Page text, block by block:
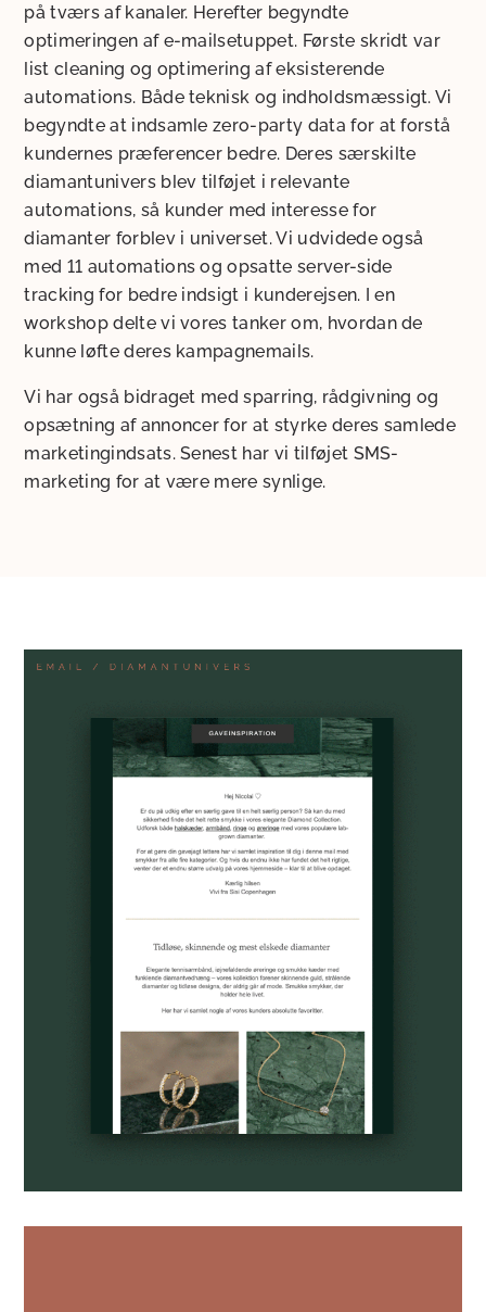
på tværs af kanaler. Herefter begyndte
optimeringen af e-mailsetuppet. Første skridt var
list cleaning og optimering af eksisterende
automations. Både teknisk og indholdsmæssigt. Vi
begyndte at indsamle zero-party data for at forstå
kundernes præferencer bedre. Deres særskilte
diamantunivers blev tilføjet i relevante
automations, så kunder med interesse for
diamanter forblev i universet. Vi udvidede også
med 11 automations og opsatte server-side
tracking for bedre indsigt i kunderejsen. I en
workshop delte vi vores tanker om, hvordan de
kunne løfte deres kampagnemails.
Vi har også bidraget med sparring, rådgivning og
opsætning af annoncer for at styrke deres samlede
marketingindsats. Senest har vi tilføjet SMS-
marketing for at være mere synlige.